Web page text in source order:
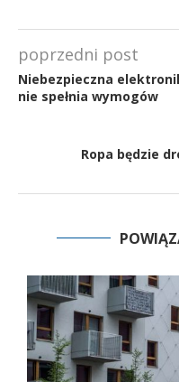
poprzedni post
Niebezpieczna
nie spełnia wymogów
Ropa będzie